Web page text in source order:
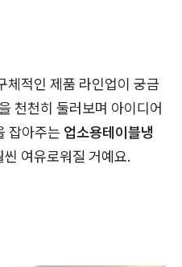
체적인 제품 라인업이 궁금
천천히 둘러보며 아이디어
잡아주는 업소용테이블냉
여유로워질 거예요.